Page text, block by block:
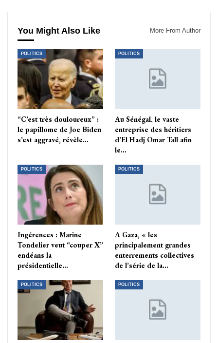
You Might Also Like More From Author
POLITICS
“C’est très douloureux” :
le papillome de Joe Biden
s’est aggravé, révèle…
POLITICS
Au Sénégal, le vaste
entreprise des héritiers
d’El Hadj Omar Tall afin
le…
POLITICS
Ingérences : Marine
Tondelier veut “couper X”
endéans la
présidentielle…
POLITICS
A Gaza, « les
principalement grandes
enterrements collectives
de l’série de la…
POLITICS POLITICS